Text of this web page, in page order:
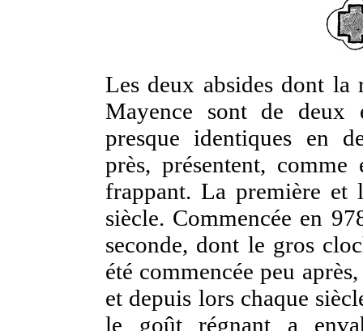
Les deux absides dont la
Mayence sont de deux
presque identiques en
près, présentent,
frappant. La première et
siècle. Commencée en
seconde, dont le gros
été commencée peu
et depuis lors chaque
le goût régnant a